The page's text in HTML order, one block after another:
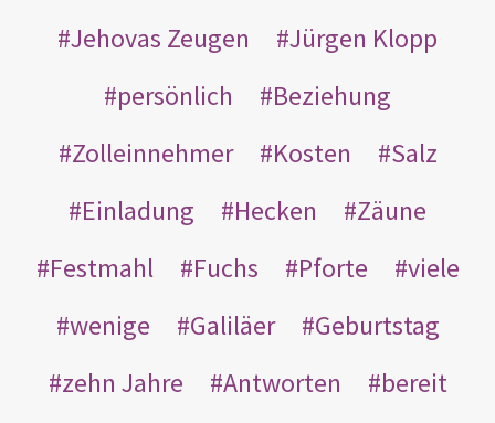
Jehovas Zeugen
Jürgen Klopp
persönlich
Beziehung
Zolleinnehmer
Kosten
Salz
Einladung
Hecken
Zäune
Festmahl
Fuchs Pforte
viele
wenige
Galiläer
Geburtstag
zehn Jahre
Antworten
bereit